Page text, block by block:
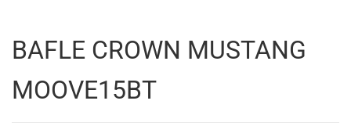
BAFLE CROWN MUSTANG
MOOVE15BT